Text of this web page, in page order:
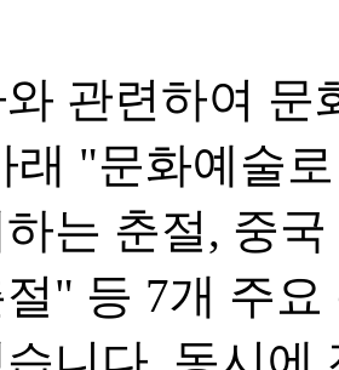
관련하여
래 "문화예술
는 춘절, 중
" 등 7개 주